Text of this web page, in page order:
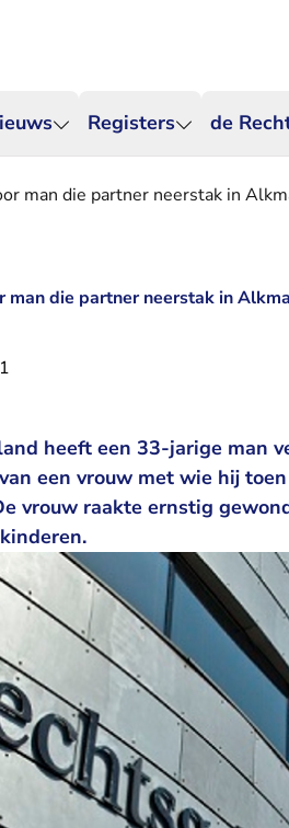
Registers de
man die partner neerstak in
man die partner neerstak in
heeft een 33-jarige man
een vrouw met wie hij
vrouw raakte ernstig